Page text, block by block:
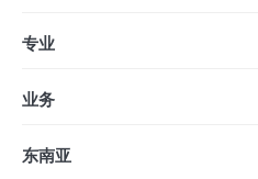
专业
业务
东南亚